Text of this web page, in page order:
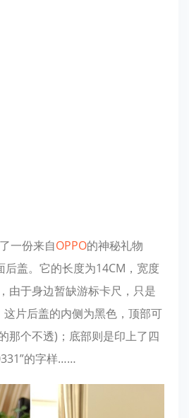
一份来自OPPO的神秘礼物
盖。它的长度为14CM，宽度
由于身边暂缺游标卡尺，只是
片后盖的内侧为黑色，顶部可
那个不透)；底部则是印上了四
的字样……